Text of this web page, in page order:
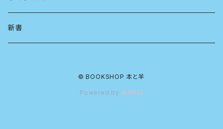
人類学
アロマスプレー
新書
© BOOKSHOP 本と羊
Powered by